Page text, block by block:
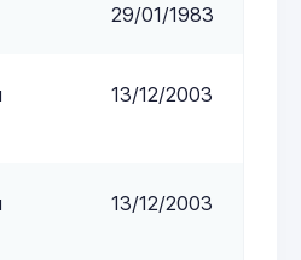
29/01/1983
13/12/2003
13/12/2003